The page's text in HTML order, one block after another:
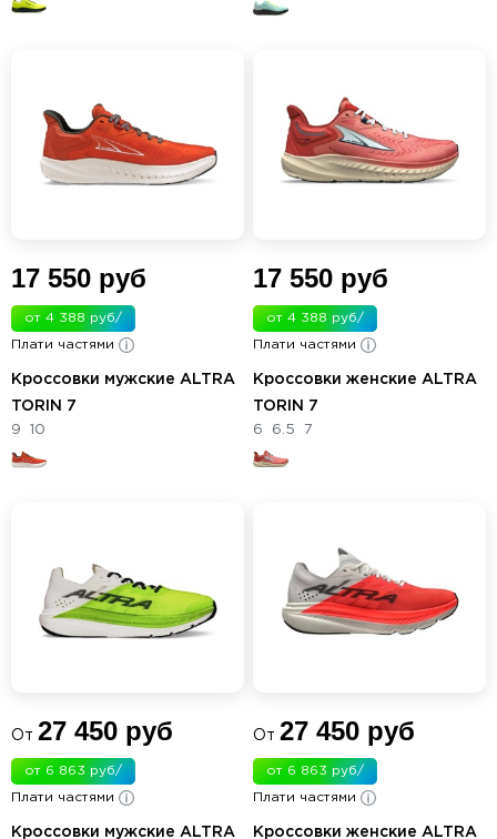
17 550 руб
от 4 388 руб/
мес.
Плати частями
Кроссовки мужские ALTRA
TORIN 7
9 10
17 550 руб
от 4 388 руб/
мес.
Плати частями
Кроссовки женские ALTRA
TORIN 7
6 6.5 7
От 27 450 руб
от 6 863 руб/
мес.
Плати частями
Кроссовки мужские ALTRA
От 27 450 руб
от 6 863 руб/
мес.
Плати частями
Кроссовки женские ALTRA